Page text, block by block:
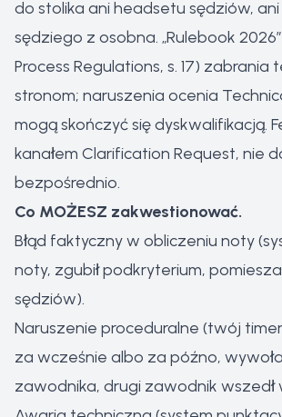
do stolika ani headsetu sędziów,
sędziego z osobna. „Rulebook
Process Regulations, s. 17) zabrania
stronom; naruszenia ocenia
mogą skończyć się dyskwalifikacją.
kanałem Clarification Request, nie
bezpośrednio.
Co MOŻESZ zakwestionować.
Błąd faktyczny w obliczeniu noty
noty, zgubił podkryterium,
sędziów).
Naruszenie proceduralne (twój
za wcześnie albo za późno,
zawodnika, drugi zawodnik wszedł